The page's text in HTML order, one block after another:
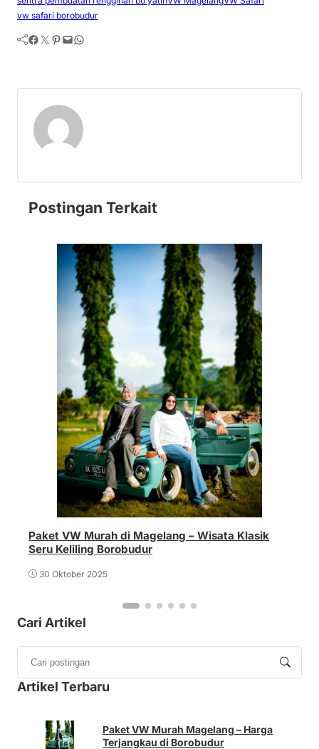
vw safari borobudur
Facebook Twitter Pinterest Mail WhatsApp
Postingan Terkait
Paket VW Murah di Magelang – Wisata Klasik
Seru Keliling Borobudur
30 Oktober 2025
Cari Artikel
Artikel Terbaru
Paket VW Murah Magelang – Harga
Terjangkau di Borobudur